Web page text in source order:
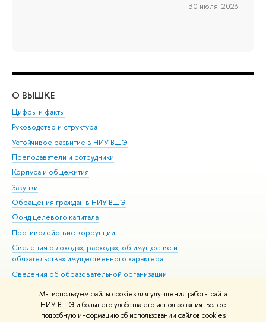
Мы используем файлы cookies для улучшения работы сайта
НИУ ВШЭ и большего удобства его использования. Более
подробную информацию об использовании файлов cookies
30 июля 2023
О ВЫШКЕ
Цифры и факты
Руководство и структура
Устойчивое развитие в НИУ ВШЭ
Преподаватели и сотрудники
Корпуса и общежития
Закупки
Обращения граждан в НИУ ВШЭ
Фонд целевого капитала
Противодействие коррупции
Сведения о доходах, расходах, об имуществе и
обязательствах имущественного характера
Сведения об образовательной организации
Людям с ограниченными возможностями здоровья
Единая платежная страница
Работа в Вышке